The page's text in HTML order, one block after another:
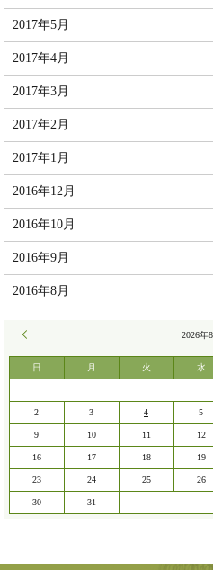
2017年5月
2017年4月
2017年3月
2017年2月
2017年1月
2016年12月
2016年10月
2016年9月
2016年8月
2026年8
日 月 火 水
2 3 4 5
9 10 11 12
16 17 18 19
23 24 25 26
30 31